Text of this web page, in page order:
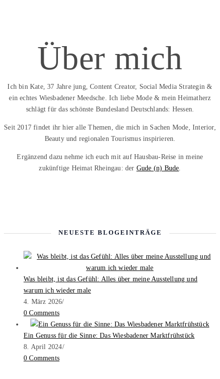
Über mich
Ich bin Kate, 37 Jahre jung, Content Creator, Social Media Strategin &
ein echtes Wiesbadener Meedsche. Ich liebe Mode & mein Heimatherz
schlägt für das schönste Bundesland Deutschlands: Hessen.
Seit 2017 findet ihr hier alle Themen, die mich in Sachen Mode, Interior,
Beauty und regionalen Tourismus inspirieren.
Ergänzend dazu nehme ich euch mit auf Hausbau-Reise in meine
zukünftige Heimat Rheingau: der Gude (n) Bude
NEUESTE BLOGEINTRÄGE
Was bleibt, ist das Gefühl: Alles über meine Ausstellung und
warum ich wieder male
4. März 2026/
0 Comments
Ein Genuss für die Sinne: Das Wiesbadener Marktfrühstück
8. April 2024/
0 Comments